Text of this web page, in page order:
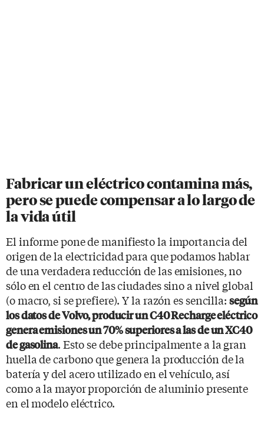
Fabricar un eléctrico contamina más,
pero se puede compensar a lo largo de
la vida útil
El informe pone de manifiesto la importancia del
origen de la electricidad para que podamos hablar
de una verdadera reducción de las emisiones, no
sólo en el centro de las ciudades sino a nivel global
(o macro, si se prefiere). Y la razón es sencilla: según
los datos de Volvo, producir un C40 Recharge eléctrico
genera emisiones un 70% superiores a las de un XC40
de gasolina. Esto se debe principalmente a la gran
huella de carbono que genera la producción de la
batería y del acero utilizado en el vehículo, así
como a la mayor proporción de aluminio presente
en el modelo eléctrico.